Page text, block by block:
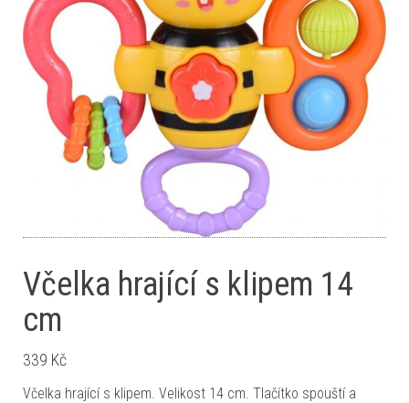
Včelka hrající s klipem 14
cm
339 Kč
Včelka hrající s klipem. Velikost 14 cm. Tlačítko spouští a